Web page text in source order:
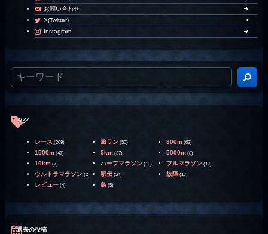
お問い合わせ
X(Twitter)
Instagram
タグ
レース (209) 旅ラン (50) 800m (63)
1500m (47) 5km (37) 5000m (8)
10km (7) ハーフマラソン (10) フルマラソン (17)
ウルトラマラソン (2) 駅伝 (54) 故障 (17)
レビュー (4) 鳥 (5)
過去の投稿